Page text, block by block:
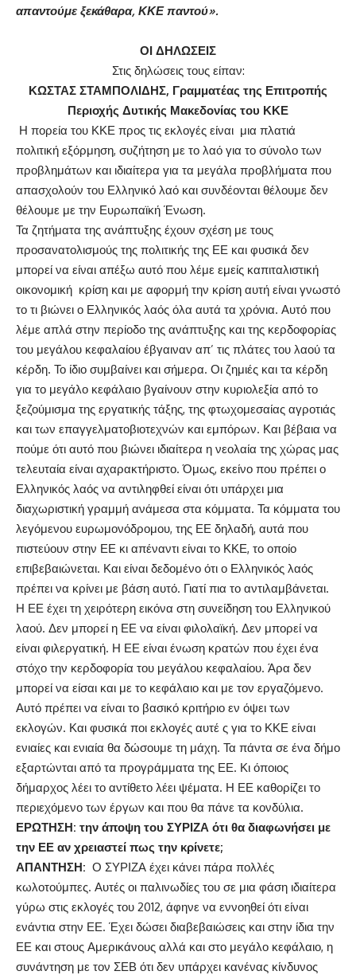
απαντούμε ξεκάθαρα, ΚΚΕ παντού».
ΟΙ ΔΗΛΩΣΕΙΣ
Στις δηλώσεις τους είπαν:
ΚΩΣΤΑΣ ΣΤΑΜΠΟΛΙΔΗΣ, Γραμματέας της Επιτροπής
Περιοχής Δυτικής Μακεδονίας του ΚΚΕ
Η πορεία του ΚΚΕ προς τις εκλογές είναι μια πλατιά
πολιτική εξόρμηση, συζήτηση με το λαό για το σύνολο των
προβλημάτων και ιδιαίτερα για τα μεγάλα προβλήματα που
απασχολούν του Ελληνικό λαό και συνδέονται θέλουμε δεν
θέλουμε με την Ευρωπαϊκή Ένωση.
Τα ζητήματα της ανάπτυξης έχουν σχέση με τους
προσανατολισμούς της πολιτικής της ΕΕ και φυσικά δεν
μπορεί να είναι απέξω αυτό που λέμε εμείς καπιταλιστική
οικονομική κρίση και με αφορμή την κρίση αυτή είναι γνωστό
το τι βιώνει ο Ελληνικός λαός όλα αυτά τα χρόνια. Αυτό που
λέμε απλά στην περίοδο της ανάπτυξης και της κερδοφορίας
του μεγάλου κεφαλαίου έβγαιναν απ’ τις πλάτες του λαού τα
κέρδη. Το ίδιο συμβαίνει και σήμερα. Οι ζημιές και τα κέρδη
για το μεγάλο κεφάλαιο βγαίνουν στην κυριολεξία από το
ξεζούμισμα της εργατικής τάξης, της φτωχομεσαίας αγροτιάς
και των επαγγελματοβιοτεχνών και εμπόρων. Και βέβαια να
πούμε ότι αυτό που βιώνει ιδιαίτερα η νεολαία της χώρας μας
τελευταία είναι αχαρακτήριστο. Όμως, εκείνο που πρέπει ο
Ελληνικός λαός να αντιληφθεί είναι ότι υπάρχει μια
διαχωριστική γραμμή ανάμεσα στα κόμματα. Τα κόμματα του
λεγόμενου ευρωμονόδρομου, της ΕΕ δηλαδή, αυτά που
πιστεύουν στην ΕΕ κι απέναντι είναι το ΚΚΕ, το οποίο
επιβεβαιώνεται. Και είναι δεδομένο ότι ο Ελληνικός λαός
πρέπει να κρίνει με βάση αυτό. Γιατί πια το αντιλαμβάνεται.
Η ΕΕ έχει τη χειρότερη εικόνα στη συνείδηση του Ελληνικού
λαού. Δεν μπορεί η ΕΕ να είναι φιλολαϊκή. Δεν μπορεί να
είναι φιλεργατική. Η ΕΕ είναι ένωση κρατών που έχει ένα
στόχο την κερδοφορία του μεγάλου κεφαλαίου. Άρα δεν
μπορεί να είσαι και με το κεφάλαιο και με τον εργαζόμενο.
Αυτό πρέπει να είναι το βασικό κριτήριο εν όψει των
εκλογών. Και φυσικά ποι εκλογές αυτέ ς για το ΚΚΕ είναι
ενιαίες και ενιαία θα δώσουμε τη μάχη. Τα πάντα σε ένα δήμο
εξαρτώνται από τα προγράμματα της ΕΕ. Κι όποιος
δήμαρχος λέει το αντίθετο λέει ψέματα. Η ΕΕ καθορίζει το
περιεχόμενο των έργων και που θα πάνε τα κονδύλια.
ΕΡΩΤΗΣΗ: την άποψη του ΣΥΡΙΖΑ ότι θα διαφωνήσει με
την ΕΕ αν χρειαστεί πως την κρίνετε;
ΑΠΑΝΤΗΣΗ: Ο ΣΥΡΙΖΑ έχει κάνει πάρα πολλές
κωλοτούμπες. Αυτές οι παλινωδίες του σε μια φάση ιδιαίτερα
γύρω στις εκλογές του 2012, άφηνε να εννοηθεί ότι είναι
ενάντια στην ΕΕ. Έχει δώσει διαβεβαιώσεις και στην ίδια την
ΕΕ και στους Αμερικάνους αλλά και στο μεγάλο κεφάλαιο, η
συνάντηση με τον ΣΕΒ ότι δεν υπάρχει κανένας κίνδυνος